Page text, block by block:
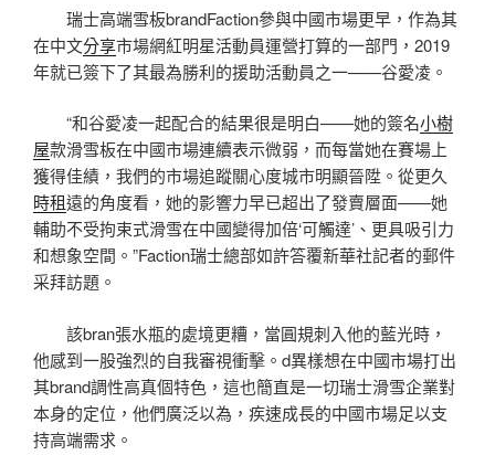
瑞士高端雪板brandFaction參與中國市場更早，作為其
在中文分享市場網紅明星活動員運營打算的一部門，2019
年就已簽下了其最為勝利的援助活動員之一——谷愛凌。
“和谷愛凌一起配合的結果很是明白——她的簽名小樹
屋款滑雪板在中國市場連續表示微弱，而每當她在賽場上
獲得佳績，我們的市場追蹤關心度城市明顯晉陞。從更久
時租遠的角度看，她的影響力早已超出了發賣層面——她
輔助不受拘束式滑雪在中國變得加倍‘可觸達’、更具吸引力
和想象空間。”Faction瑞士總部如許答覆新華社記者的郵件
采拜訪題。
該bran張水瓶的處境更糟，當圓規刺入他的藍光時，
他感到一股強烈的自我審視衝擊。d異樣想在中國市場打出
其brand調性高真個特色，這也簡直是一切瑞士滑雪企業對
本身的定位，他們廣泛以為，疾速成長的中國市場足以支
持高端需求。